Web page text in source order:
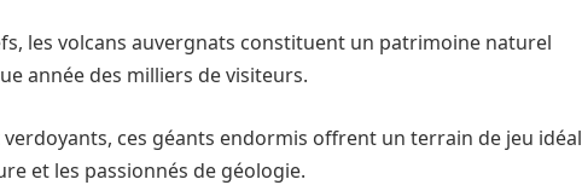
les volcans auvergnats constituent un patrimoine naturel
année des milliers de visiteurs.
ces géants endormis offrent un terrain de jeu idéal
et les passionnés de géologie.